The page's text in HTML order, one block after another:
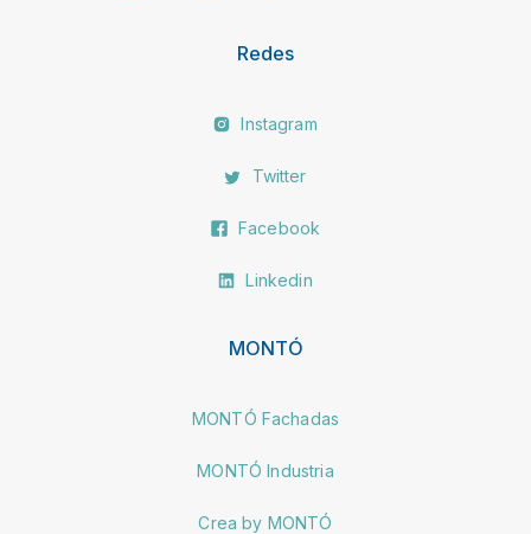
Redes
Instagram
Twitter
Facebook
Linkedin
MONTÓ
MONTÓ Fachadas
MONTÓ Industria
Crea by MONTÓ